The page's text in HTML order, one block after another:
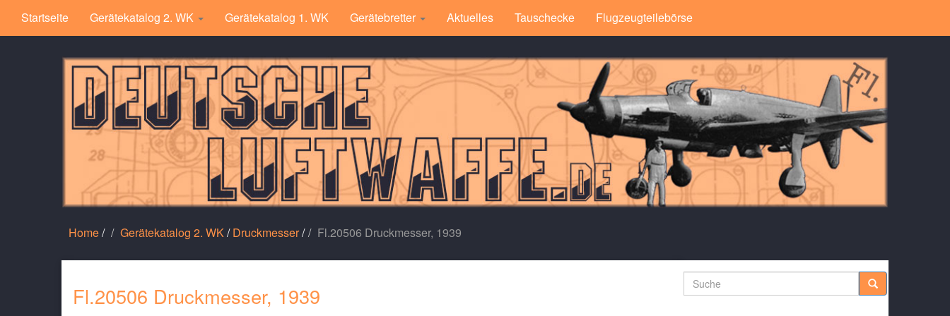
Startseite Gerätekatalog 2. WK Gerätekatalog 1. WK Gerätebretter Aktuelles Tauschecke Flugzeugteilebörse
Home/ Gerätekatalog 2. WK /Druckmesser/ Fl.20506 Druckmesser, 1939
Fl.20506 Druckmesser, 1939
Suche